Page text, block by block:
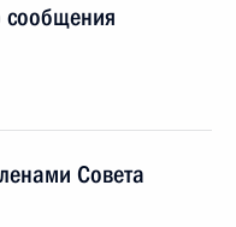
сообщения
Совета